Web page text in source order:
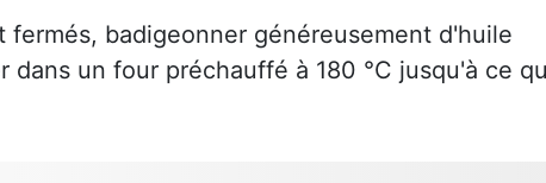
fermés, badigeonner généreusement d'huile
un four préchauffé à 180 °C jusqu'à ce